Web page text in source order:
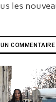
les